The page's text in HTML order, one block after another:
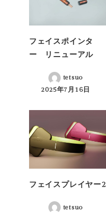
フェイスポインタ
ー リニューアル
tetsuo
投稿日
2025年7月16日
フェイスプレイヤー2
tetsuo